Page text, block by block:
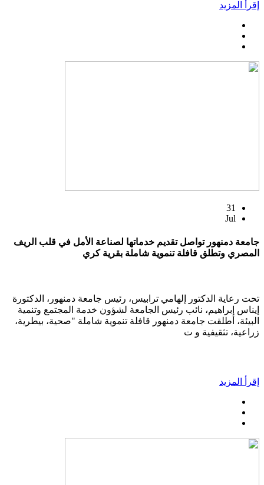
إقرأ المزيد
31
Jul
جامعة دمنهور تواصل تقديم خدماتها لصناعة الأمل في قلب الريف
المصري وتطلق قافلة تنموية شاملة بقرية كري
تحت رعاية الدكتور إلهامي ترابيس، رئيس جامعة دمنهور، الدكتورة
إيناس إبراهيم، نائب رئيس الجامعة لشؤون خدمة المجتمع وتنمية
البيئة، أطلقت جامعة دمنهور قافلة تنموية شاملة "صحية، بيطرية،
زراعية، تثقيفية و ت
إقرأ المزيد